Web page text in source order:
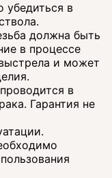
убедиться в
должна быть
в процессе
и может
в
Гарантия не